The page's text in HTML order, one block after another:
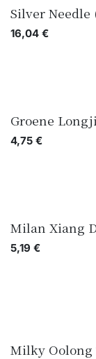
Silver Needle
16,04 €
Groene
4,75 €
Milan Xiang
5,19 €
Milky Oolong